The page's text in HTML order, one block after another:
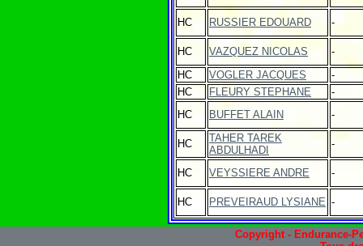
HC RUSSIER EDOUARD -
HC VAZQUEZ NICOLAS
-
HC
VOGLER JACQUES
-
HC
FLEURY STEPHANE
-
HC
BUFFET ALAIN -
HC
TAHER TAREK
ABDULHADI
-
HC VEYSSIERE ANDRE -
HC PREVEIRAUD LYSIANE -
Copyright - Endurance-